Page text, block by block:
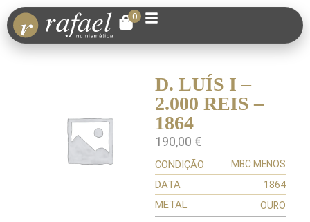
0
D. LUÍS I –
2.000 REIS –
1864
190,00 €
CONDIÇÃO MBC MENOS
DATA 1864
METAL OURO